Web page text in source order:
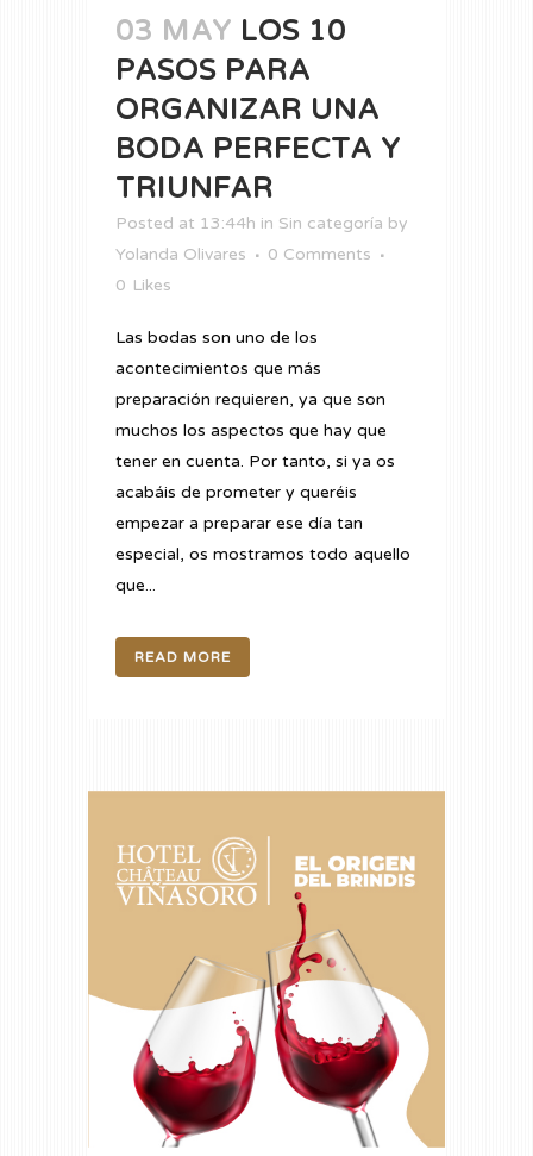
03 MAY LOS 10
PASOS PARA
ORGANIZAR UNA
BODA PERFECTA Y
TRIUNFAR
Posted at 13:44h in Sin categoría by
Yolanda Olivares
0 Comments
0 Likes
Las bodas son uno de los
acontecimientos que más
preparación requieren, ya que son
muchos los aspectos que hay que
tener en cuenta. Por tanto, si ya os
acabáis de prometer y queréis
empezar a preparar ese día tan
especial, os mostramos todo aquello
que...
READ MORE